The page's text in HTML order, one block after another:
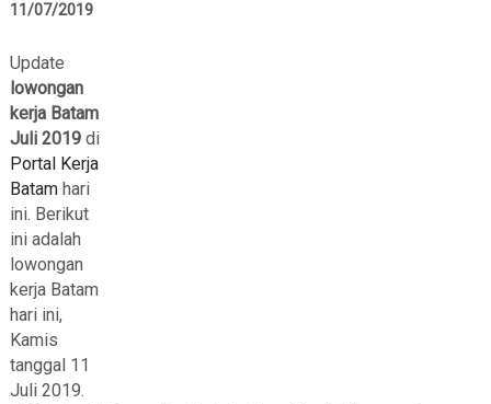
11/07/2019
Update
lowongan
kerja Batam
Juli 2019di
Portal Kerja
Batamhari
ini. Berikut
ini adalah
lowongan
kerja Batam
hari ini,
Kamis
tanggal 11
Juli 2019.